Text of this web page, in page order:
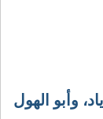
وأبو الهول